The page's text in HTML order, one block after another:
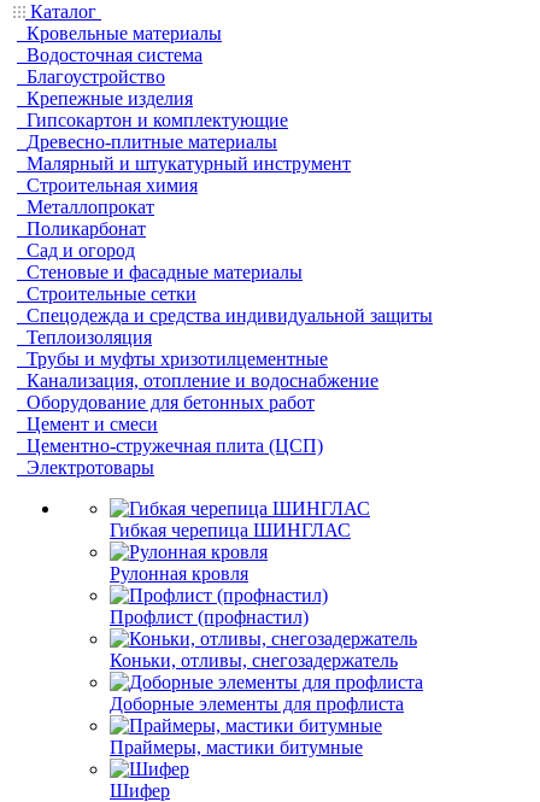
Каталог
Кровельные материалы
Водосточная система
Благоустройство
Крепежные изделия
Гипсокартон и комплектующие
Древесно-плитные материалы
Малярный и штукатурный инструмент
Строительная химия
Металлопрокат
Поликарбонат
Сад и огород
Стеновые и фасадные материалы
Строительные сетки
Спецодежда и средства индивидуальной защиты
Теплоизоляция
Трубы и муфты хризотилцементные
Канализация, отопление и водоснабжение
Оборудование для бетонных работ
Цемент и смеси
Цементно-стружечная плита (ЦСП)
Электротовары
Гибкая черепица ШИНГЛАС
Рулонная кровля
Профлист (профнастил)
Коньки, отливы, снегозадержатель
Доборные элементы для профлиста
Праймеры, мастики битумные
Шифер